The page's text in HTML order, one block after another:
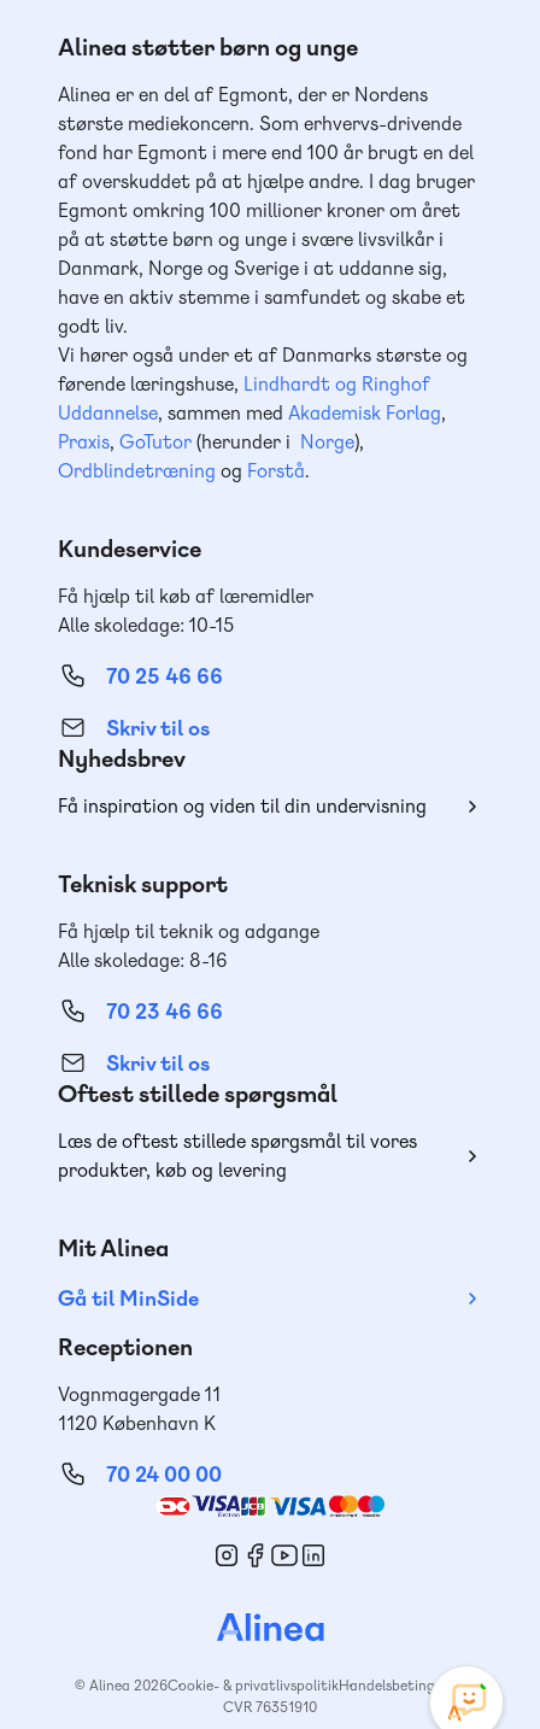
Alinea støtter børn og unge
Alinea er en del af Egmont, der er Nordens
største mediekoncern. Som erhvervs-drivende
fond har Egmont i mere end 100 år brugt en del
af overskuddet på at hjælpe andre. I dag bruger
Egmont omkring 100 millioner kroner om året
på at støtte børn og unge i svære livsvilkår i
Danmark, Norge og Sverige i at uddanne sig,
have en aktiv stemme i samfundet og skabe et
godt liv.
Vi hører også under et af Danmarks største og
førende læringshuse, Lindhardt og Ringhof
Uddannelse, sammen med Akademisk Forlag,
Praxis, GoTutor(herunder i Norge),
Ordblindetræning og Forstå.
Kundeservice
Få hjælp til køb af læremidler
Alle skoledage: 10-15
70 25 46 66
Skriv til os
Nyhedsbrev
Få inspiration og viden til din undervisning
Teknisk support
Få hjælp til teknik og adgange
Alle skoledage: 8-16
70 23 46 66
Skriv til os
Oftest stillede spørgsmål
Læs de oftest stillede spørgsmål til vores
produkter, køb og levering
Mit Alinea
Gå til MinSide
Receptionen
Vognmagergade 11
1120 København K
70 24 00 00
© Alinea 2026Cookie- & privatlivspolitikHandelsbetingelser
CVR 76351910